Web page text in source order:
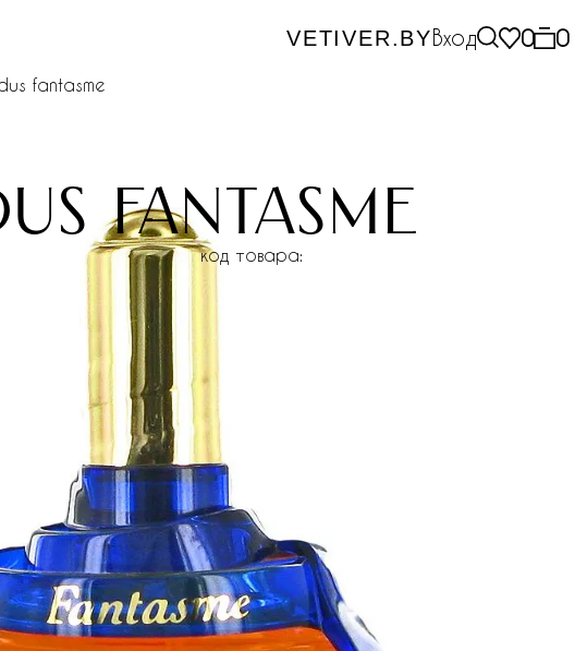
VETIVER.BYВход 0 0
fantasme
fantasme
код товара: